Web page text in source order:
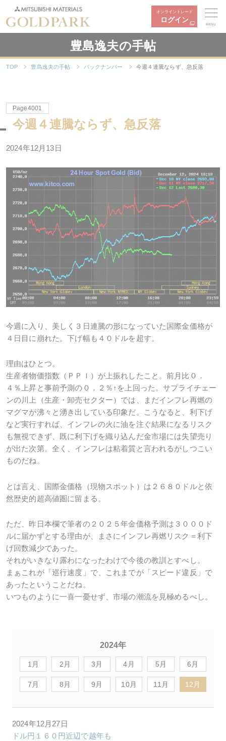
オンライントレード
ログイン
MENU
豊島逸夫の手帖
TOP 豊島逸夫の手帖 バックナンバー 今週４連騰ならず、急反落
Page4001
今週４連騰ならず、急反落
2024年12月13日
今週に入り、美しく３日連騰の形になっていた国際金価格が
４日目に崩れた。下げ幅も４０ドルを超す。
理由はひとつ。
生産者物価指数（ＰＰＩ）が上振れしたこと。前月比０．
４％上昇と事前予測の０．２％↑を上回った。サプライチェー
ンの川上（生産・卸売セクター）では、まだインフレ再燃の
マグマが沸々と湧き出している印象だ。こうなると、利下げ
など実行すれば、インフレの火に油を注ぐ結果になるリスク
も無視できず、既に利下げを織り込んだ金市場には失望売り
が出た次第。全く、インフレは粘着質と言われるがしつこい
ものだね。
とは言え、国際金価格（現物スポット）は２６８０ドルと依
然歴史的超高値圏に留まる。
ただ、昨日本欄で筆者の２０２５年金価格予測は３０００ド
ルに届かずとする理由が、まさにインフレ再燃リスク＝利下
げ回数減少であった。
それがいきなり露わになったわけで今後の教訓とすべし。
まぁこれが「巡行速度」で、これまでが「スピード違反」で
あったということだね。
いつものように一喜一憂せず、市場の潮流を見極めるべし。
2024年
1月 2月 3月 4月 5月 6月
7月 8月 9月 10月 11月 12月
2024年12月27日
ドル円１６０円近辺で越年も